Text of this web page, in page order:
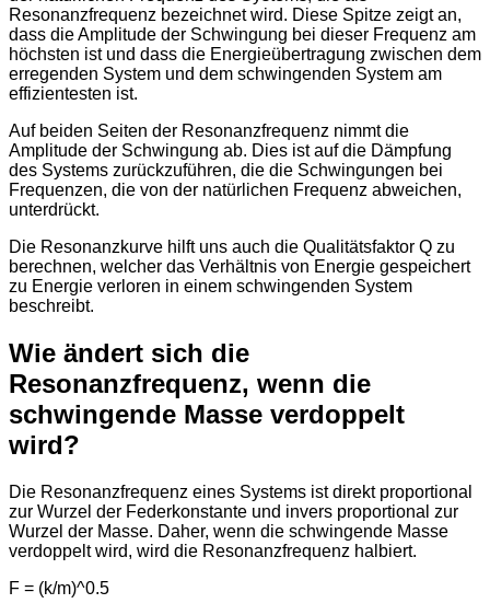
Resonanzfrequenz bezeichnet wird. Diese Spitze zeigt an,
dass die Amplitude der Schwingung bei dieser Frequenz am
höchsten ist und dass die Energieübertragung zwischen dem
erregenden System und dem schwingenden System am
effizientesten ist.
Auf beiden Seiten der Resonanzfrequenz nimmt die
Amplitude der Schwingung ab. Dies ist auf die Dämpfung
des Systems zurückzuführen, die die Schwingungen bei
Frequenzen, die von der natürlichen Frequenz abweichen,
unterdrückt.
Die Resonanzkurve hilft uns auch die Qualitätsfaktor Q zu
berechnen, welcher das Verhältnis von Energie gespeichert
zu Energie verloren in einem schwingenden System
beschreibt.
Wie ändert sich die
Resonanzfrequenz, wenn die
schwingende Masse verdoppelt
wird?
Die Resonanzfrequenz eines Systems ist direkt proportional
zur Wurzel der Federkonstante und invers proportional zur
Wurzel der Masse. Daher, wenn die schwingende Masse
verdoppelt wird, wird die Resonanzfrequenz halbiert.
F = (k/m)^0.5